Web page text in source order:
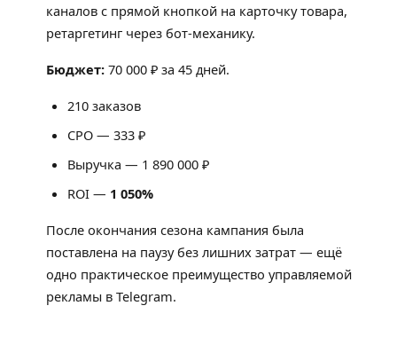
каналов с прямой кнопкой на карточку товара,
ретаргетинг через бот-механику.
Бюджет: 70 000 ₽ за 45 дней.
210 заказов
CPO — 333 ₽
Выручка — 1 890 000 ₽
ROI — 1 050%
После окончания сезона кампания была
поставлена на паузу без лишних затрат — ещё
одно практическое преимущество управляемой
рекламы в Telegram.